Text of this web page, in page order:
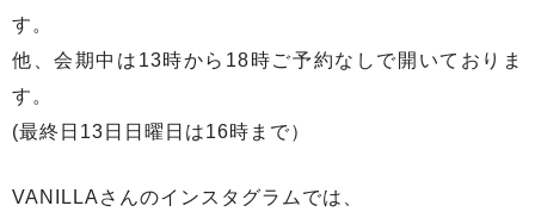
す。
他、会期中は13時から18時ご予約なしで開いておりま
す。
(最終日13日日曜日は16時まで）
VANILLAさんのインスタグラムでは、